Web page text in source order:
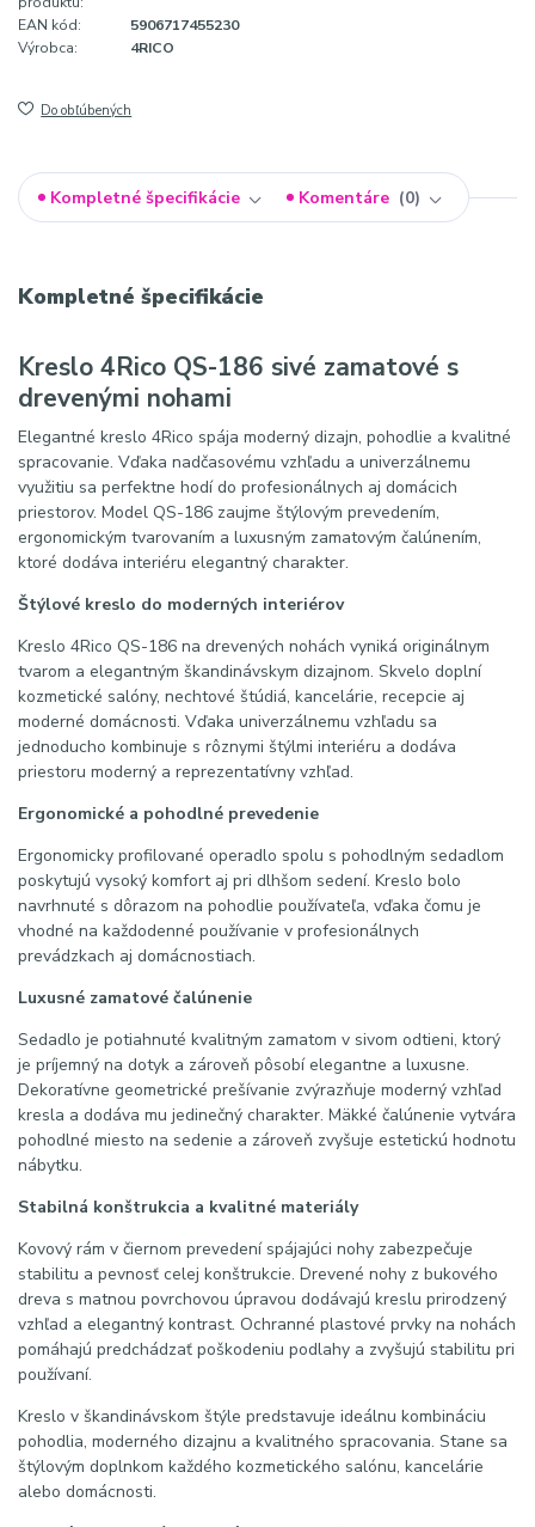
EAN kód:
5906717455230
Výrobca:
4RICO
Do obľúbených
Kompletné špecifikácie Komentáre 0
Kompletné špecifikácie
Kreslo 4Rico QS-186 sivé zamatové s
drevenými nohami
Elegantné kreslo 4Rico spája moderný dizajn, pohodlie a kvalitné
spracovanie. Vďaka nadčasovému vzhľadu a univerzálnemu
využitiu sa perfektne hodí do profesionálnych aj domácich
priestorov. Model QS-186 zaujme štýlovým prevedením,
ergonomickým tvarovaním a luxusným zamatovým čalúnením,
ktoré dodáva interiéru elegantný charakter.
Štýlové kreslo do moderných interiérov
Kreslo 4Rico QS-186 na drevených nohách vyniká originálnym
tvarom a elegantným škandinávskym dizajnom. Skvelo doplní
kozmetické salóny, nechtové štúdiá, kancelárie, recepcie aj
moderné domácnosti. Vďaka univerzálnemu vzhľadu sa
jednoducho kombinuje s rôznymi štýlmi interiéru a dodáva
priestoru moderný a reprezentatívny vzhľad.
Ergonomické a pohodlné prevedenie
Ergonomicky profilované operadlo spolu s pohodlným sedadlom
poskytujú vysoký komfort aj pri dlhšom sedení. Kreslo bolo
navrhnuté s dôrazom na pohodlie používateľa, vďaka čomu je
vhodné na každodenné používanie v profesionálnych
prevádzkach aj domácnostiach.
Luxusné zamatové čalúnenie
Sedadlo je potiahnuté kvalitným zamatom v sivom odtieni, ktorý
je príjemný na dotyk a zároveň pôsobí elegantne a luxusne.
Dekoratívne geometrické prešívanie zvýrazňuje moderný vzhľad
kresla a dodáva mu jedinečný charakter. Mäkké čalúnenie vytvára
pohodlné miesto na sedenie a zároveň zvyšuje estetickú hodnotu
nábytku.
Stabilná konštrukcia a kvalitné materiály
Kovový rám v čiernom prevedení spájajúci nohy zabezpečuje
stabilitu a pevnosť celej konštrukcie. Drevené nohy z bukového
dreva s matnou povrchovou úpravou dodávajú kreslu prirodzený
vzhľad a elegantný kontrast. Ochranné plastové prvky na nohách
pomáhajú predchádzať poškodeniu podlahy a zvyšujú stabilitu pri
používaní.
Kreslo v škandinávskom štýle predstavuje ideálnu kombináciu
pohodlia, moderného dizajnu a kvalitného spracovania. Stane sa
štýlovým doplnkom každého kozmetického salónu, kancelárie
alebo domácnosti.